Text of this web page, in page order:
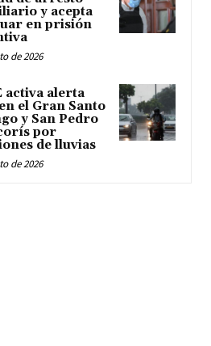
y acepta
en prisión
de 2026
activa alerta
el Gran Santo
y San Pedro
por
de lluvias
de 2026